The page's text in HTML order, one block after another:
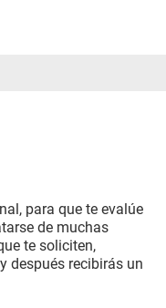
para que te evalúe
de muchas
te soliciten,
después recibirás un